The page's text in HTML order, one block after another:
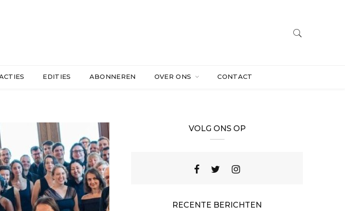
EDITIES ABONNEREN OVER ONS CONTACT
VOLG ONS OP
RECENTE BERICHTEN